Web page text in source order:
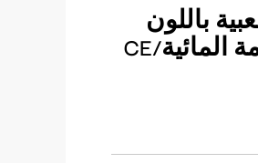
باللون
الذهبي المصقول والعلامة المائية/CE